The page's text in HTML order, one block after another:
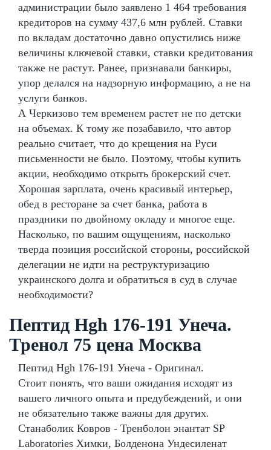
администрации было заявлено 1 464 требования
кредиторов на сумму 437,6 млн рублей. Ставки
по вкладам достаточно давно опустились ниже
величины ключевой ставки, ставки кредитования
также не растут. Ранее, признавали банкиры,
упор делался на надзорную информацию, а не на
услуги банков.
А Черкизово тем временем растет не по детски
на объемах. К тому же позабавило, что автор
реально считает, что до крещения на Руси
письменности не было. Поэтому, чтобы купить
акции, необходимо открыть брокерский счет.
Хорошая зарплата, очень красивый интерьер,
обед в ресторане за счет банка, работа в
праздники по двойному окладу и многое еще.
Насколько, по вашим ощущениям, насколько
тверда позиция российской стороны, российской
делегации не идти на реструктуризацию
украинского долга и обратиться в суд в случае
необходимости?
Пептид Hgh 176-191 Унеча.
Тренол 75 цена Москва
Пептид Hgh 176-191 Унеча - Оригинал.
Стоит понять, что ваши ожидания исходят из
вашего личного опыта и предубеждений, и они
не обязательно также важны для других.
Станаболик Ковров - Тренболон энантат SP
Laboratories Химки, Болденона Ундесиленат